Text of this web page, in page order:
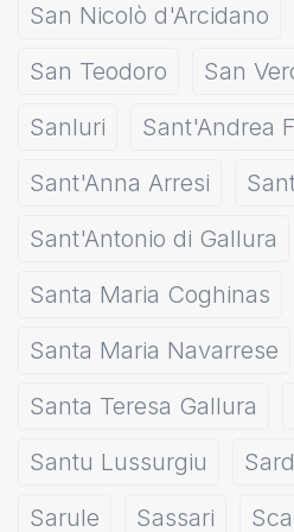
San Nicolò d'Arcidano
San Teodoro
San
Sanluri
Sant'Andrea
Sant'Anna Arresi
Sant'Antonio di Gallura
Santa Maria Coghinas
Santa Maria Navarrese
Santa Teresa Gallura
Santu Lussurgiu
Sarule
Sassari